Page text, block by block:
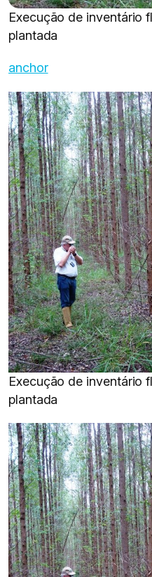
Execução de inventário
plantada
anchor
Execução de inventário
plantada